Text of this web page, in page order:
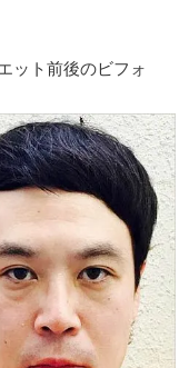
ット前後のビフォ